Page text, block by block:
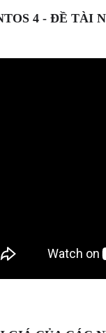
4 - ĐỀ TÀI